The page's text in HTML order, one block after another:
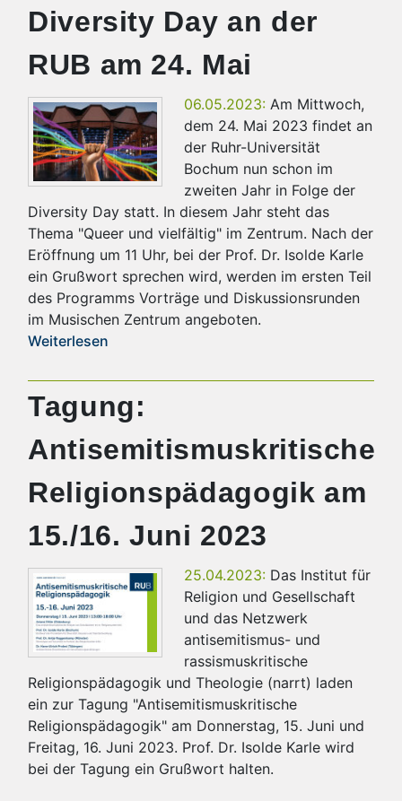
Diversity Day an der
RUB am 24. Mai
06.05.2023: Am Mittwoch,
dem 24. Mai 2023 findet an
der Ruhr-Universität
Bochum nun schon im
zweiten Jahr in Folge der
Diversity Day statt. In diesem Jahr steht das
Thema "Queer und vielfältig" im Zentrum. Nach der
Eröffnung um 11 Uhr, bei der Prof. Dr. Isolde Karle
ein Grußwort sprechen wird, werden im ersten Teil
des Programms Vorträge und Diskussionsrunden
im Musischen Zentrum angeboten.
Weiterlesen
Tagung:
Antisemitismuskritische
Religionspädagogik am
15./16. Juni 2023
25.04.2023: Das Institut für
Religion und Gesellschaft
und das Netzwerk
antisemitismus- und
rassismuskritische
Religionspädagogik und Theologie (narrt) laden
ein zur Tagung "Antisemitismuskritische
Religionspädagogik" am Donnerstag, 15. Juni und
Freitag, 16. Juni 2023. Prof. Dr. Isolde Karle wird
bei der Tagung ein Grußwort halten.